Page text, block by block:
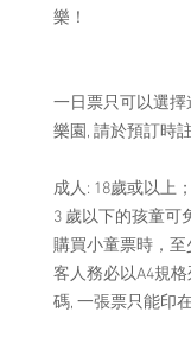
樂！
一日票只可以選
樂園, 請於預訂時
成人: 18歲或以上
3 歲以下的孩童可
購買小童票時，至
客人務必以A4規
碼, 一張票只能印